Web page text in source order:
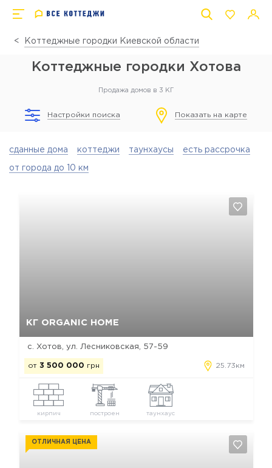
Коттеджные городки Киевской области
Коттеджные городки Хотова
Продажа домов в 3 КГ
Настройки поиска Показать на карте
сданные дома коттеджи таунхаусы есть рассрочка
от города до 10 км
КГ ORGANIC HOME
с. Хотов, ул. Лесниковская, 57-59
от 3 500 000 грн 25.73км
кирпич построен таунхаус
ОТЛИЧНАЯ ЦЕНА